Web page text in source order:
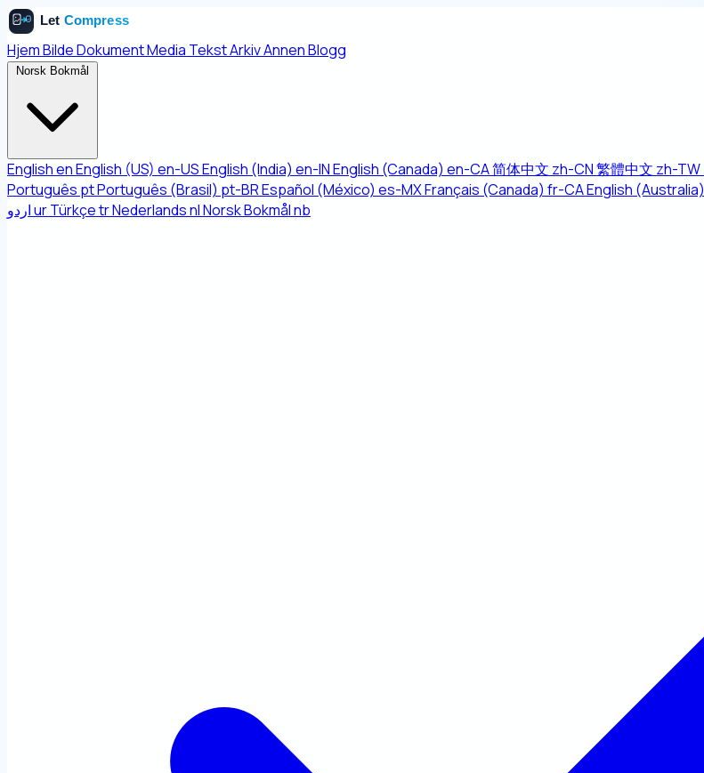
HjemBildeDokumentMedia TekstArkivAnnenBlogg
Norsk Bokmål
EnglishenEnglish (US) en-USEnglish (India) en-INEnglish (Canada) en-CA简体中文 zh-CN繁體中文 zh-TW
Português ptPortuguês (Brasil) pt-BREspañol (México) es-MXFrançais (Canada) fr-CAEnglish (Australia)
اردوurTürkçetrNederlandsnlNorsk Bokmålnb